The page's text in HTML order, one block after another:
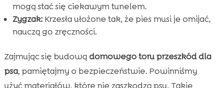
mogą stać się ciekawym tunelem.
Zygzak:Krzesła ułożone tak, że pies musi je omijać,
nauczą go zręczności.
Zajmując się budową domowego toru przeszkód dla
psa, pamiętajmy o bezpieczeństwie. Powinniśmy
użyć materiałów, które nie zaszkodzą psu. Takie